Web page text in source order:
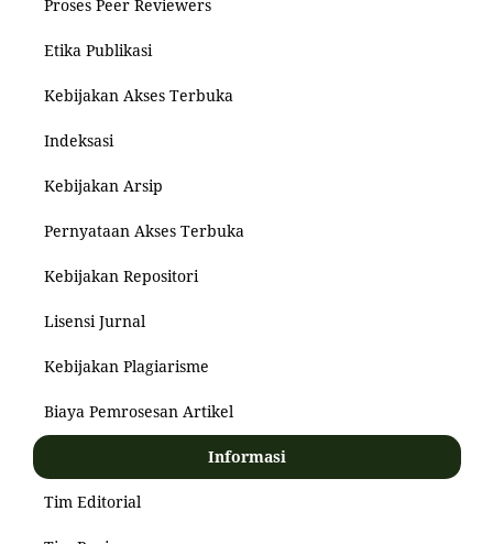
Proses Peer Reviewers
Etika Publikasi
Kebijakan Akses Terbuka
Indeksasi
Kebijakan Arsip
Pernyataan Akses Terbuka
Kebijakan Repositori
Lisensi Jurnal
Kebijakan Plagiarisme
Biaya Pemrosesan Artikel
Informasi
Tim Editorial